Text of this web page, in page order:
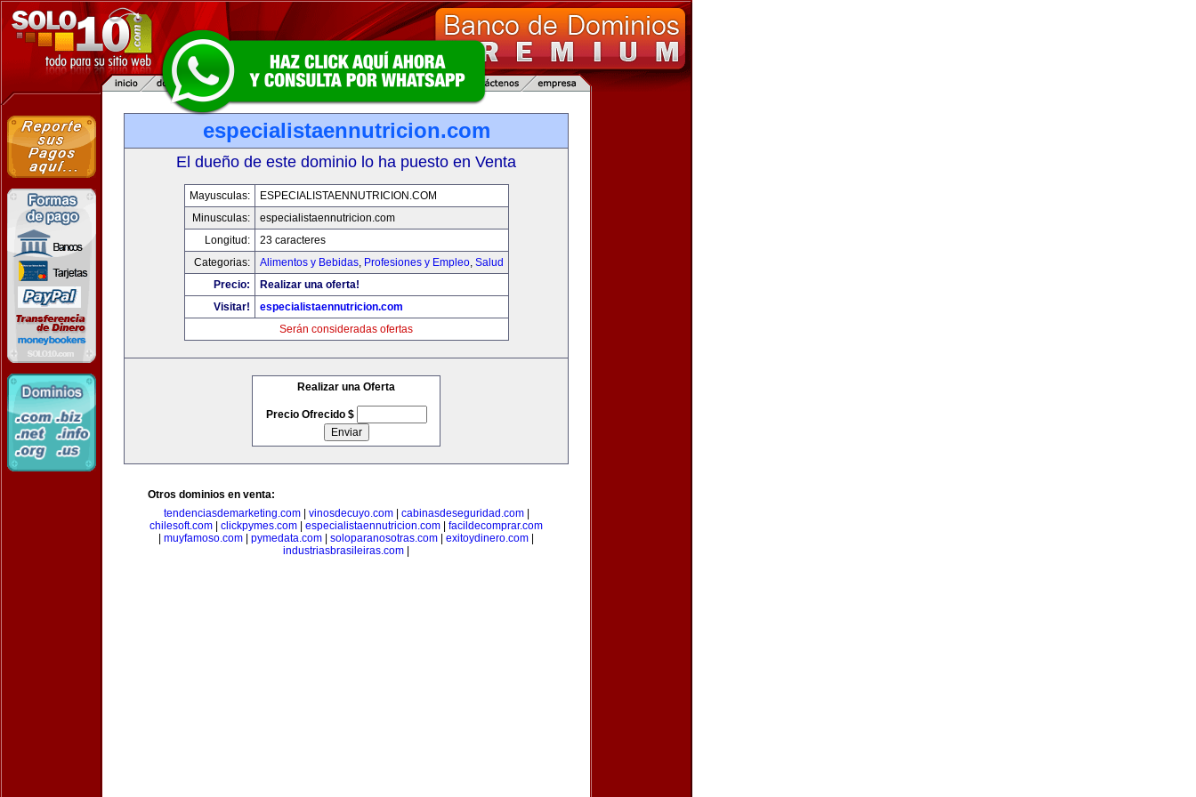
especialistaennutricion.com
El dueño de este dominio lo ha puesto en Venta
Mayusculas:
ESPECIALISTAENNUTRICION.COM
Minusculas:
especialistaennutricion.com
Longitud:
23 caracteres
Categorias:
Alimentos y Bebidas, Profesiones y Empleo, Salud
Precio:
Realizar una oferta!
Visitar!
especialistaennutricion.com
Serán consideradas ofertas
Realizar una Oferta
Precio Ofrecido $
Otros dominios en venta:
tendenciasdemarketing.com| vinosdecuyo.com| cabinasdeseguridad.com|
chilesoft.com
clickpymes.com especialistaennutricion.com
facildecomprar.com
muyfamoso.com pymedata.com soloparanosotras.com exitoydinero.com
industriasbrasileiras.com